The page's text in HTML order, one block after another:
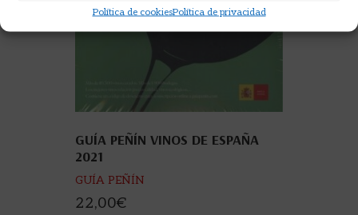
Política de cookiesPolítica de privacidad
GUÍA PEÑÍN VINOS DE ESPAÑA
2021
GUÍA PEÑÍN
22,00€